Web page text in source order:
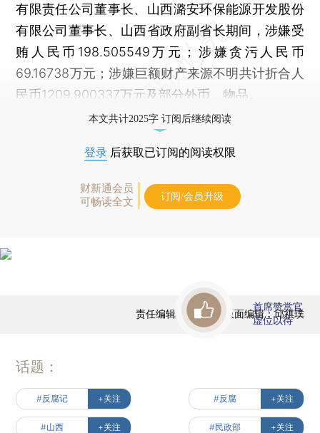
有限责任公司董事长、山西潞安环保能源开发股份
有限公司董事长、山西省政府副省长期间，涉嫌受
贿人民币198.505549万元；涉嫌贪污人民币
69.16738万元；涉嫌巨额财产来源不明共计折合人
民币1209.900337万元及部分外币、物品。
本文共计2025字 订阅后继续阅读
登录 后获取已订阅的阅读权限
财新通会员
可畅读全文
订阅/会员升级
责任编辑：陈宝成 | 版面编辑：邱祺璞
首席赞赏官
虚位以待
话题：
#反腐记 +关注 #反腐 +关注
#山西 +关注 #民政部 +关注